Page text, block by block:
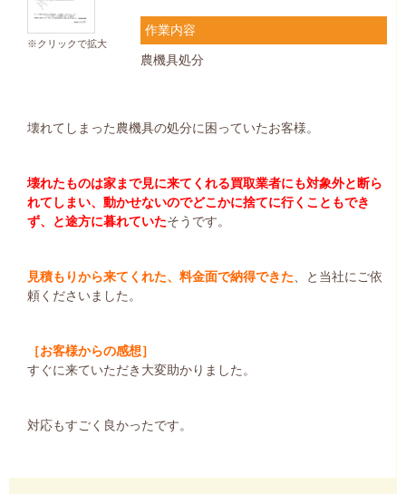
※クリックで拡大
作業内容
農機具処分
壊れてしまった農機具の処分に困っていたお客様。
壊れたものは家まで見に来てくれる買取業者にも対象外と断ら
れてしまい、動かせないのでどこかに捨てに行くこともでき
ず、と途方に暮れていたそうです。
見積もりから来てくれた、料金面で納得できた 、と当社にご依
頼くださいました。
［お客様からの感想］
すぐに来ていただき大変助かりました。
対応もすごく良かったです。